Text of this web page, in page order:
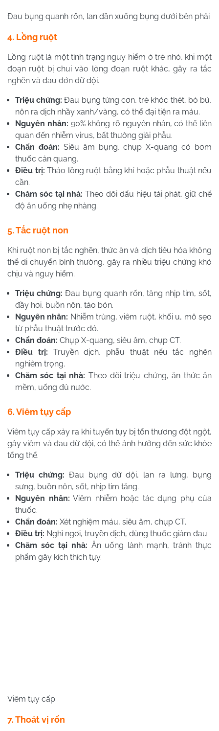
Đau bụng quanh rốn, lan dần xuống bụng dưới bên phải
4. Lồng ruột
Lồng ruột là một tình trạng nguy hiểm ở trẻ nhỏ, khi một
đoạn ruột bị chui vào lòng đoạn ruột khác, gây ra tắc
nghẽn và đau đớn dữ dội.
Triệu chứng: Đau bụng từng cơn, trẻ khóc thét, bỏ bú,
nôn ra dịch nhầy xanh/vàng, có thể đại tiện ra máu.
Nguyên nhân: 90% không rõ nguyên nhân, có thể liên
quan đến nhiễm virus, bất thường giải phẫu.
Chẩn đoán: Siêu âm bụng, chụp X-quang có bơm
thuốc cản quang.
Điều trị: Tháo lồng ruột bằng khí hoặc phẫu thuật nếu
cần.
Chăm sóc tại nhà: Theo dõi dấu hiệu tái phát, giữ chế
độ ăn uống nhẹ nhàng.
5. Tắc ruột non
Khi ruột non bị tắc nghẽn, thức ăn và dịch tiêu hóa không
thể di chuyển bình thường, gây ra nhiều triệu chứng khó
chịu và nguy hiểm.
Triệu chứng: Đau bụng quanh rốn, tăng nhịp tim, sốt,
đầy hơi, buồn nôn, táo bón.
Nguyên nhân: Nhiễm trùng, viêm ruột, khối u, mô sẹo
từ phẫu thuật trước đó.
Chẩn đoán: Chụp X-quang, siêu âm, chụp CT.
Điều trị: Truyền dịch, phẫu thuật nếu tắc nghẽn
nghiêm trọng.
Chăm sóc tại nhà: Theo dõi triệu chứng, ăn thức ăn
mềm, uống đủ nước.
6. Viêm tụy cấp
Viêm tụy cấp xảy ra khi tuyến tụy bị tổn thương đột ngột,
gây viêm và đau dữ dội, có thể ảnh hưởng đến sức khỏe
tổng thể.
Triệu chứng: Đau bụng dữ dội, lan ra lưng, bụng
sưng, buồn nôn, sốt, nhịp tim tăng.
Nguyên nhân: Viêm nhiễm hoặc tác dụng phụ của
thuốc.
Chẩn đoán: Xét nghiệm máu, siêu âm, chụp CT.
Điều trị: Nghỉ ngơi, truyền dịch, dùng thuốc giảm đau.
Chăm sóc tại nhà: Ăn uống lành mạnh, tránh thực
phẩm gây kích thích tụy.
Viêm tụy cấp
7. Thoát vị rốn